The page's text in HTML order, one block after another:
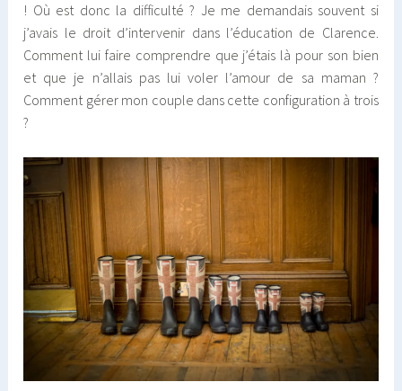
! Où est donc la difficulté ? Je me demandais souvent si
j’avais le droit d’intervenir dans l’éducation de Clarence.
Comment lui faire comprendre que j’étais là pour son bien
et que je n’allais pas lui voler l’amour de sa maman ?
Comment gérer mon couple dans cette configuration à trois
?